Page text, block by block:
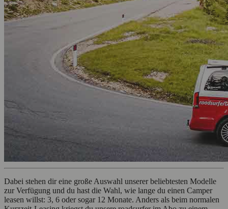
Dabei stehen dir eine große Auswahl unserer beliebtesten Modelle
zur Verfügung und du hast die Wahl, wie lange du einen Camper
leasen willst: 3, 6 oder sogar 12 Monate. Anders als beim normalen